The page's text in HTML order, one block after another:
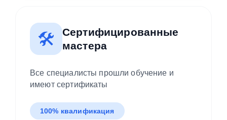
🛠️
Сертифицированные
мастера
Все специалисты прошли обучение и
имеют сертификаты
100% квалификация